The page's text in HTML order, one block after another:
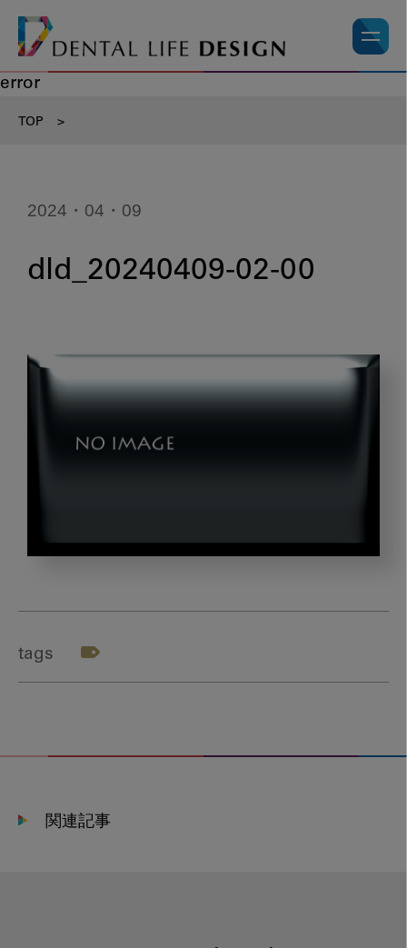
error
TOP >
2024・04・09
dld_20240409-02-00
00
tags
関連記事